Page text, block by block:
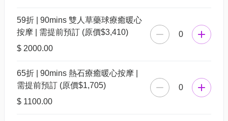
59折 | 90mins 雙人草藥球療癒暖心
按摩 | 需提前預訂 (原價$3,410)
$ 2000.00
0
65折 | 90mins 熱石療癒暖心按摩 |
需提前預訂 (原價$1,705)
$ 1100.00
0